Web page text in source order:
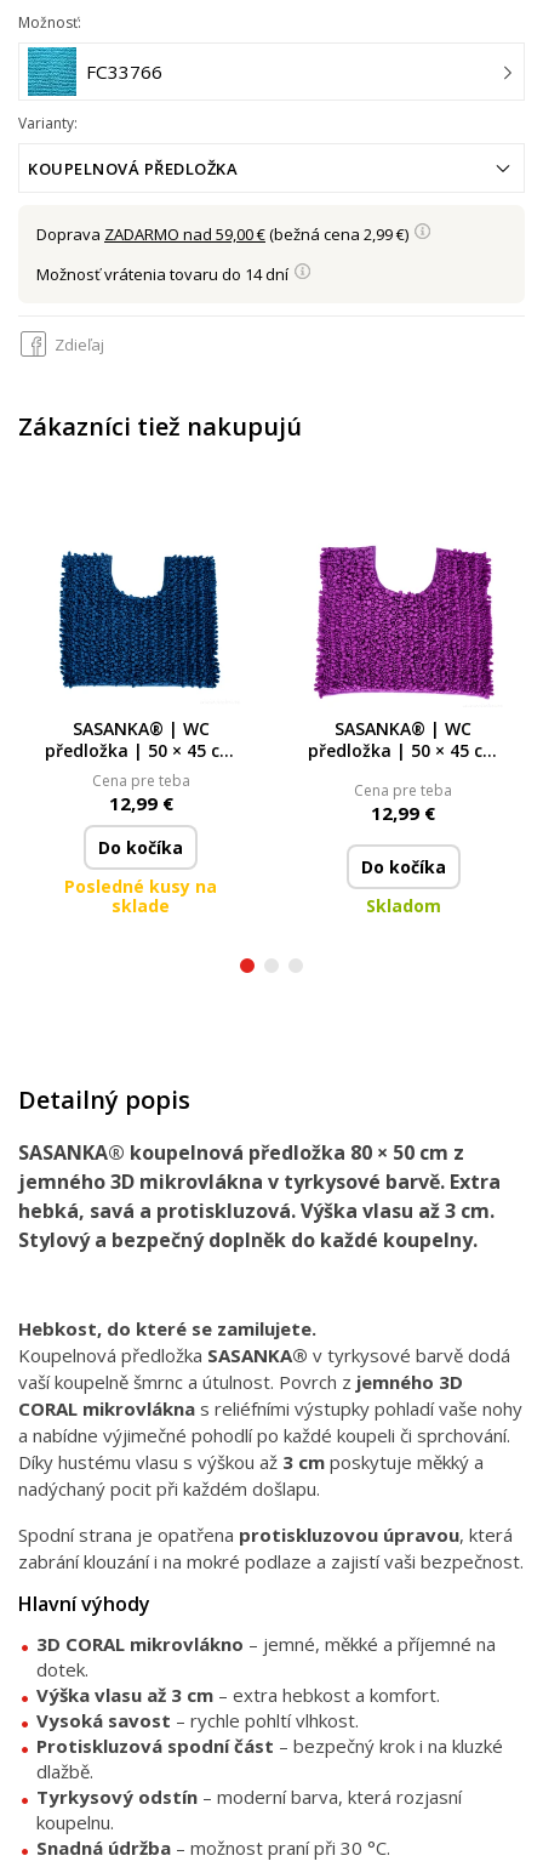
Možnosť:
FC33766
Varianty:
KOUPELNOVÁ PŘEDLOŽKA
Doprava ZADARMO nad 59,00 €(bežná cena 2,99 €)
Možnosť vrátenia tovaru do 14 dní
Zdieľaj
Zákazníci tiež nakupujú
SASANKA® | WC
předložka | 50 × 45 cm
| jemné 3D mikrovlákno
| protiskluzová úprava
| petrolejová
Cena pre teba
12,99 €
Do kočíka
Posledné kusy na
sklade
SASANKA® | WC
předložka | 50 × 45 cm
| protiskluzová úprava
| tmavě fialová
Cena pre teba
12,99 €
Do kočíka
Skladom
Detailný popis
SASANKA® koupelnová předložka 80 × 50 cm z
jemného 3D mikrovlákna v tyrkysové barvě. Extra
hebká, savá a protiskluzová. Výška vlasu až 3 cm.
Stylový a bezpečný doplněk do každé koupelny.
Hebkost, do které se zamilujete.
Koupelnová předložka SASANKA® v tyrkysové barvě dodá
vaší koupelně šmrnc a útulnost. Povrch z jemného 3D
CORAL mikrovlákna s reliéfními výstupky pohladí vaše nohy
a nabídne výjimečné pohodlí po každé koupeli či sprchování.
Díky hustému vlasu s výškou až 3 cm poskytuje měkký a
nadýchaný pocit při každém došlapu.
Spodní strana je opatřena protiskluzovou úpravou, která
zabrání klouzání i na mokré podlaze a zajistí vaši bezpečnost.
Hlavní výhody
3D CORAL mikrovlákno – jemné, měkké a příjemné na
dotek.
Výška vlasu až 3 cm – extra hebkost a komfort.
Vysoká savost – rychle pohltí vlhkost.
Protiskluzová spodní část – bezpečný krok i na kluzké
dlažbě.
Tyrkysový odstín – moderní barva, která rozjasní
koupelnu.
Snadná údržba – možnost praní při 30 °C.